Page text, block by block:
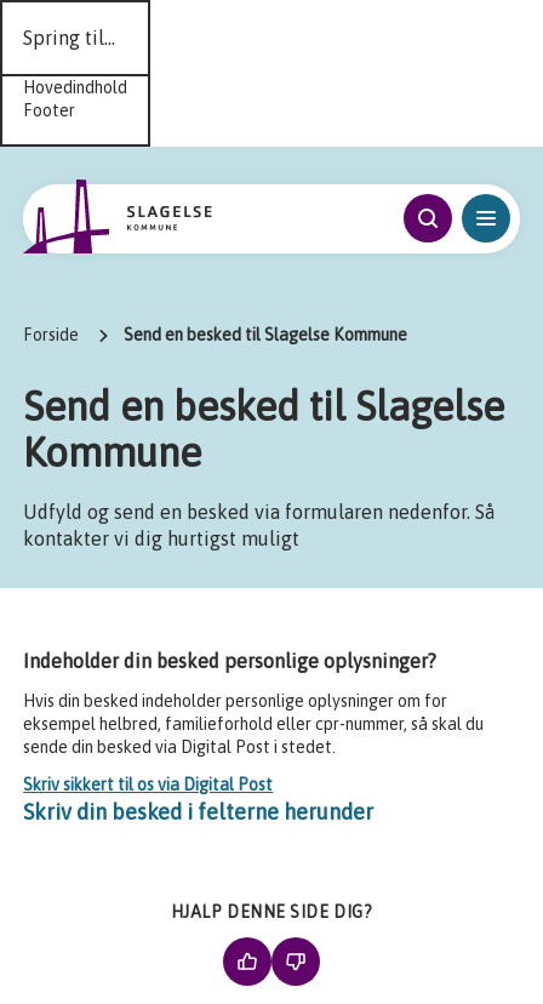
Spring til...
Hovedindhold
Footer
Forside Send en besked til Slagelse Kommune
Send en besked til Slagelse
Kommune
Udfyld og send en besked via formularen nedenfor. Så
kontakter vi dig hurtigst muligt
Indeholder din besked personlige oplysninger?
Hvis din besked indeholder personlige oplysninger om for
eksempel helbred, familieforhold eller cpr-nummer, så skal du
sende din besked via Digital Post i stedet.
Skriv sikkert til os via Digital Post
Skriv din besked i felterne herunder
HJALP DENNE SIDE DIG?